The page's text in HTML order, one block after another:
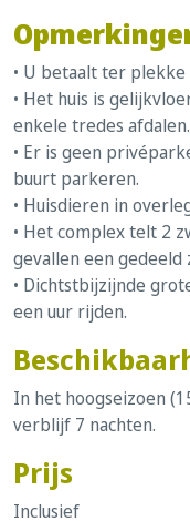
• U betaalt ter plekke
• Het huis is
enkele tredes afdalen.
• Er is geen
buurt parkeren.
• Huisdieren in
• Het complex telt 2
gevallen een gedeeld
• Dichtstbijzijnde
een uur rijden.
In het hoogseizoen
verblijf 7 nachten.
Prijs
Inclusief